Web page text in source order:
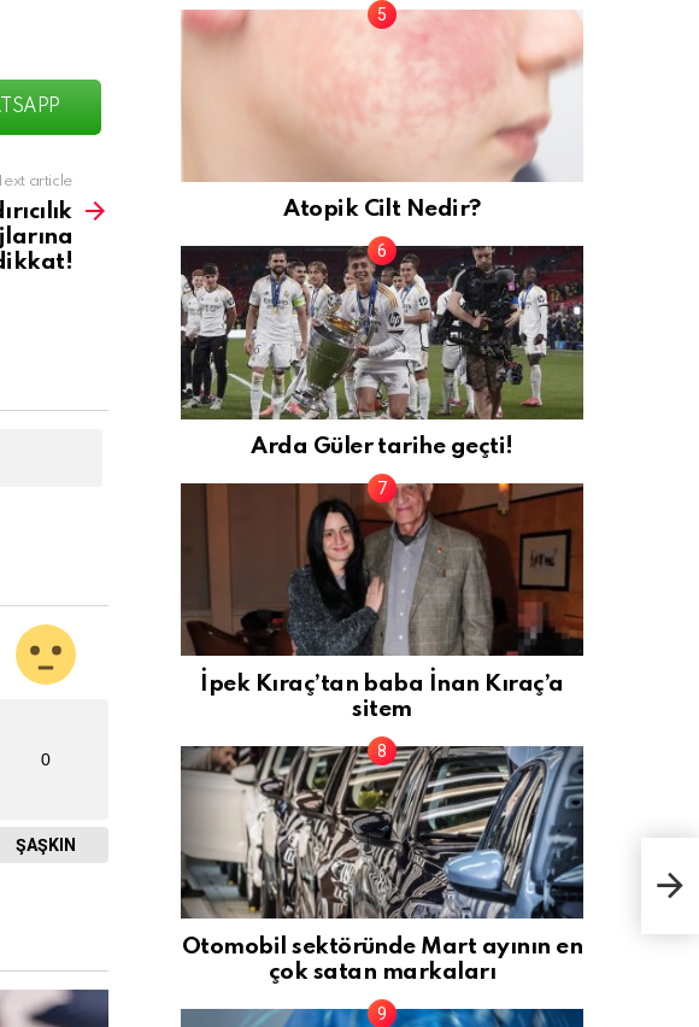
article
0
ŞAŞKIN
Atopik Cilt Nedir?
Arda Güler tarihe geçti!
İpek Kıraç’tan baba İnan Kıraç’a
sitem
Otomobil sektöründe Mart ayının en
çok satan markaları